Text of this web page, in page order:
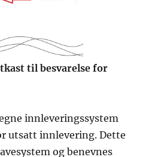
til besvarelse for
innleveringssystem
utsatt innlevering. Dette
og benevnes